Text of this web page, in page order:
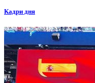
Кадри дня